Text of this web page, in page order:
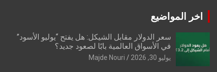
اخر المواضيع
سعر الدولار مقابل الشيكل: هل يفتح “يوليو الأسود”
في الأسواق العالمية بابًا لصعود جديد؟
يوليو 30, 2026 Majde Nouri